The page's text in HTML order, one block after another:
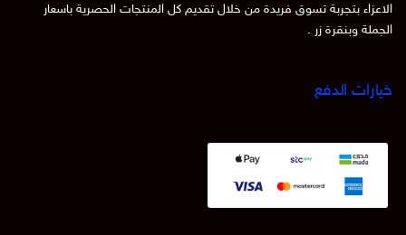
الاعزاء بتجربة تسوق فريدة من خلال تقديم كل المنتجات الحصرية باسعار
الجملة وبنقرة زر .
خيارات الدفع